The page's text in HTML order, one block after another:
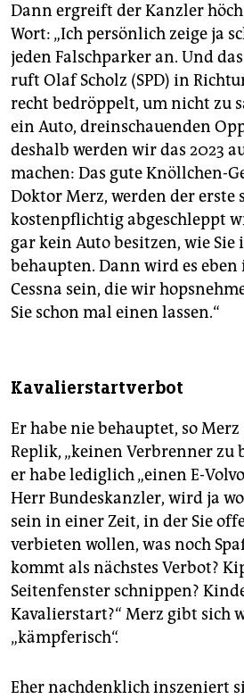
Dann ergreift der Kanzler
Wort: „Ich persönlich zeige ja
jeden Falschparker an. Und das
ruft Olaf Scholz (SPD) in
recht bedröppelt, um nicht zu
ein Auto, dreinschauenden
deshalb werden wir das 2023
machen: Das gute Knöllchen-
Doktor Merz, werden der erste
kostenpflichtig abgeschleppt
gar kein Auto besitzen, wie
behaupten. Dann wird es eben
Cessna sein, die wir
Sie schon mal einen lassen.“
Kavalierstartverbot
Er habe nie behauptet, so
Replik, „keinen Verbrenner zu
er habe lediglich „einen E-
Herr Bundeskanzler, wird ja
sein in einer Zeit, in der Sie
verbieten wollen, was noch
kommt als nächstes Verbot?
Seitenfenster schnippen?
Kavalierstart?“ Merz gibt sich
„kämpferisch“.
Eher nachdenklich inszeniert